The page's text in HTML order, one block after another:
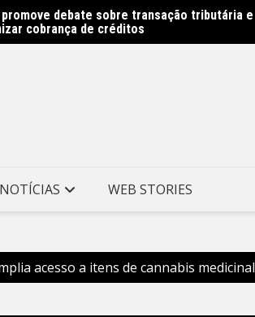
debate sobre transação tributária e
cobrança de créditos
Ary Parreiras entram na reta final –
NOTÍCIAS WEB STORIES
acesso a itens de cannabis medicinal